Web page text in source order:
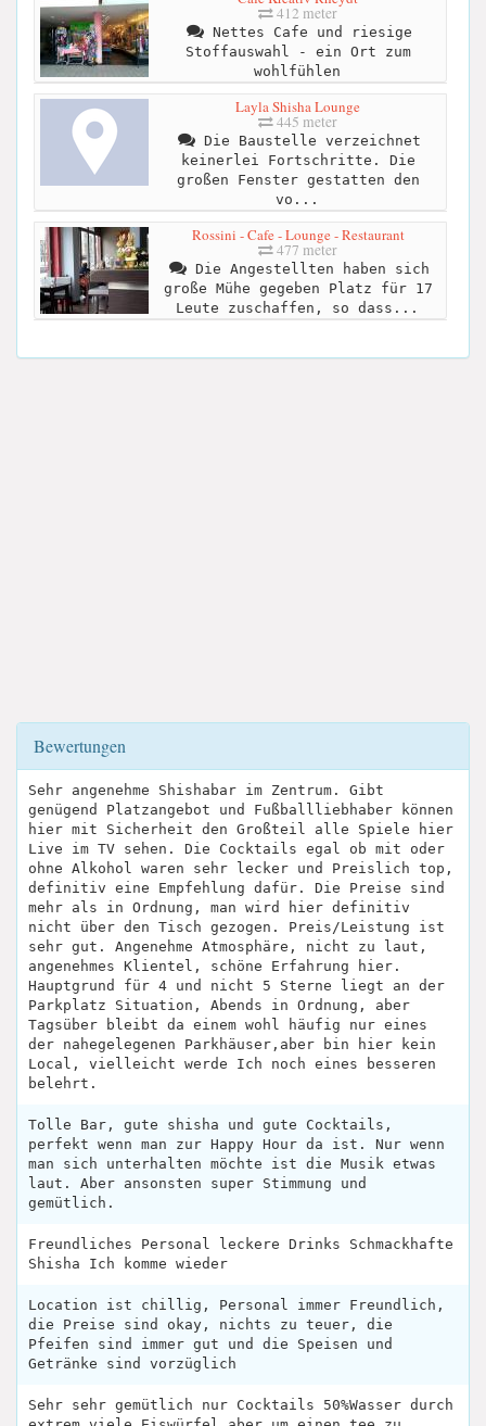
412 meter
Nettes Cafe und riesige
Stoffauswahl - ein Ort zum
wohlfühlen
Layla Shisha Lounge
445 meter
Die Baustelle verzeichnet
keinerlei Fortschritte. Die
großen Fenster gestatten den
vo...
Rossini - Cafe - Lounge - Restaurant
477 meter
Die Angestellten haben sich
große Mühe gegeben Platz für 17
Leute zuschaffen, so dass...
Bewertungen
Sehr angenehme Shishabar im Zentrum. Gibt
genügend Platzangebot und Fußballliebhaber können
hier mit Sicherheit den Großteil alle Spiele hier
Live im TV sehen. Die Cocktails egal ob mit oder
ohne Alkohol waren sehr lecker und Preislich top,
definitiv eine Empfehlung dafür. Die Preise sind
mehr als in Ordnung, man wird hier definitiv
nicht über den Tisch gezogen. Preis/Leistung ist
sehr gut. Angenehme Atmosphäre, nicht zu laut,
angenehmes Klientel, schöne Erfahrung hier.
Hauptgrund für 4 und nicht 5 Sterne liegt an der
Parkplatz Situation, Abends in Ordnung, aber
Tagsüber bleibt da einem wohl häufig nur eines
der nahegelegenen Parkhäuser,aber bin hier kein
Local, vielleicht werde Ich noch eines besseren
belehrt.
Tolle Bar, gute shisha und gute Cocktails,
perfekt wenn man zur Happy Hour da ist. Nur wenn
man sich unterhalten möchte ist die Musik etwas
laut. Aber ansonsten super Stimmung und
gemütlich.
Freundliches Personal leckere Drinks Schmackhafte
Shisha Ich komme wieder
Location ist chillig, Personal immer Freundlich,
die Preise sind okay, nichts zu teuer, die
Pfeifen sind immer gut und die Speisen und
Getränke sind vorzüglich
Sehr sehr gemütlich nur Cocktails 50%Wasser durch